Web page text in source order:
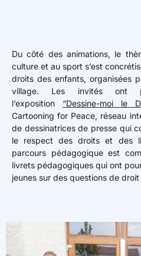
Du côté des animations, le
culture et au sport s’est
droits des enfants, organisées
village. Les invités ont
l’exposition “Dessine-moi le
Cartooning for Peace, réseau
de dessinatrices de presse qui
le respect des droits et des
parcours pédagogique est
livrets pédagogiques qui ont
jeunes sur des questions de